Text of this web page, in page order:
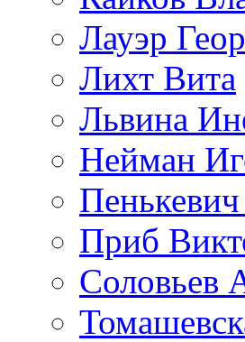
Лауэр
Лихт Вита
Львина
Нейман
Приб
Соловьев